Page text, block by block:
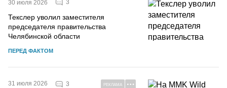
30 июля 2026 3
Текслер уволил заместителя
председателя правительства
Челябинской области
ПЕРЕД ФАКТОМ
31 июля 2026 3 РЕКЛАМА